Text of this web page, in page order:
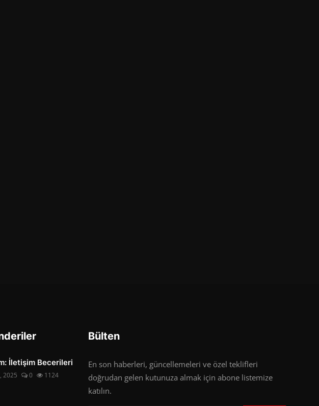
İletişim Becerileri
2025 0 1124
Bülten
En son haberleri, güncellemeleri ve özel teklifleri
doğrudan gelen kutunuza almak için abone listemize
katılın.